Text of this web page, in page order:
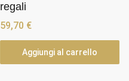
regali
59,70 €
Aggiungi al carrello